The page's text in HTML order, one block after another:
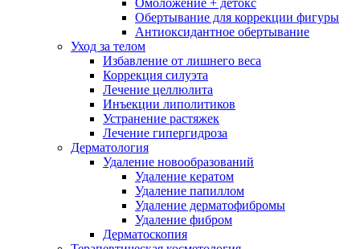
Омоложение + детокс
Обертывание для коррекции фигуры
Антиоксидантное обертывание
Уход за телом
Избавление от лишнего веса
Коррекция силуэта
Лечение целлюлита
Инъекции липолитиков
Устранение растяжек
Лечение гипергидроза
Дерматология
Удаление новообразований
Удаление кератом
Удаление папиллом
Удаление дерматофибромы
Удаление фибром
Дерматоскопия